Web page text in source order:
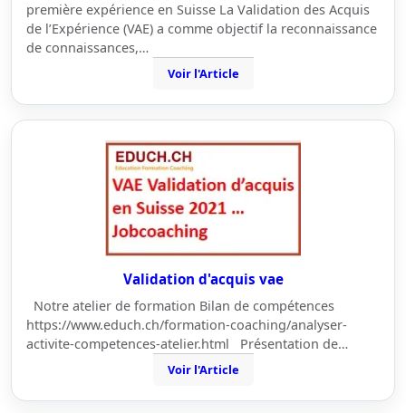
première expérience en Suisse La Validation des Acquis
de l’Expérience (VAE) a comme objectif la reconnaissance
de connaissances,…
Voir l'Article
Validation d'acquis vae
Notre atelier de formation Bilan de compétences
https://www.educh.ch/formation-coaching/analyser-
activite-competences-atelier.html Présentation de…
Voir l'Article